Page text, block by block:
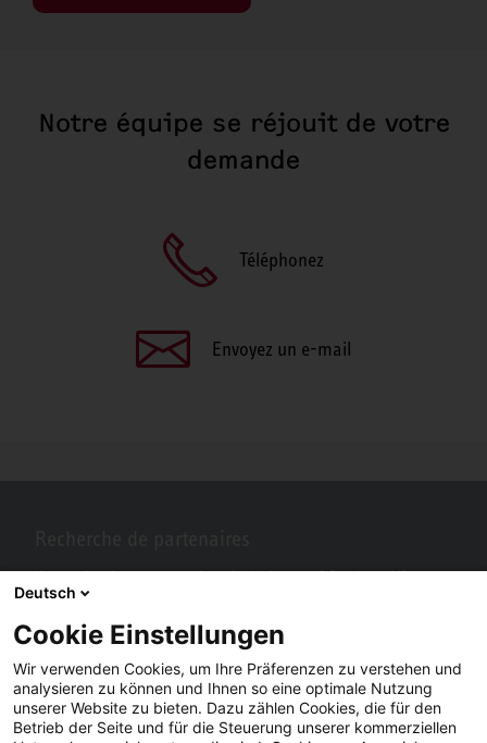
Notre équipe se réjouit de votre
demande
Téléphonez
Envoyez un e-mail
Vous recherchez un partenaire près de chez vous? Pas de problème
avec STIEBEL ELTRON.
Deutsch
Cookie Einstellungen
Wir verwenden Cookies, um Ihre Präferenzen zu verstehen und
analysieren zu können und Ihnen so eine optimale Nutzung
unserer Website zu bieten. Dazu zählen Cookies, die für den
Betrieb der Seite und für die Steuerung unserer kommerziellen